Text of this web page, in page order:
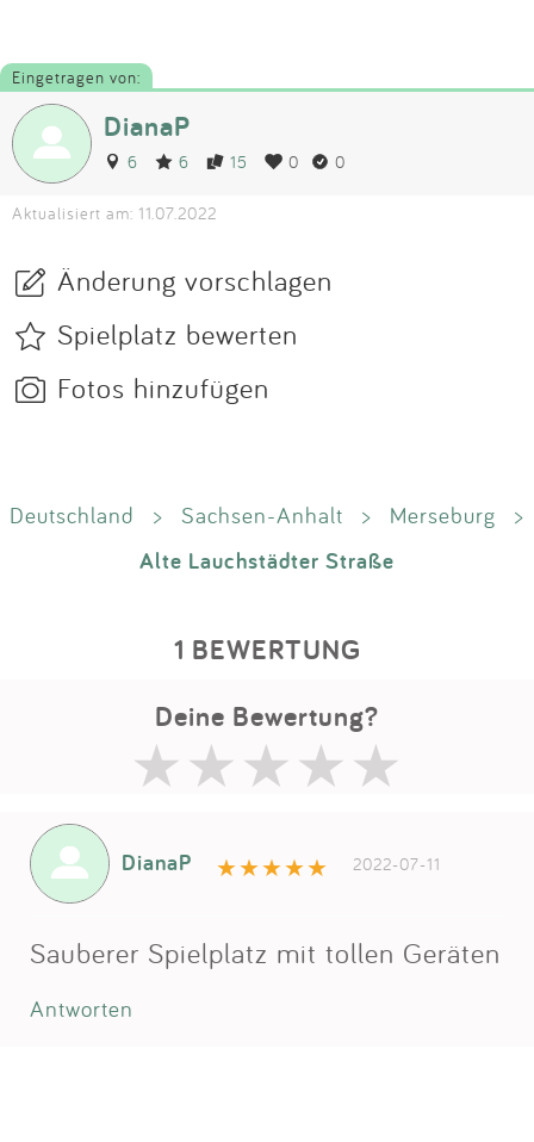
Eingetragen von:
DianaP
6 6 15 0 0
Aktualisiert am: 11.07.2022
Änderung vorschlagen
Spielplatz bewerten
Fotos hinzufügen
Deutschland > Sachsen-Anhalt > Merseburg >
Alte Lauchstädter Straße
1 BEWERTUNG
Deine Bewertung?
DianaP 2022-07-11
Sauberer Spielplatz mit tollen Geräten
Antworten